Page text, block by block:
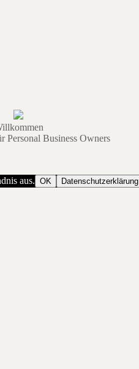
Business Owners
aus. OK Datenschutzerklärung